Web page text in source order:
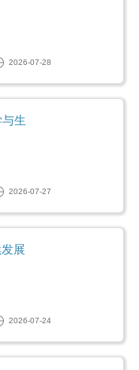
2026-07-28
生
2026-07-27
展
2026-07-24